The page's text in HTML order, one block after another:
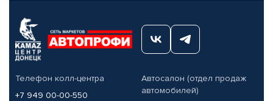
Телефон колл-центра
+7 949 00-00-550
Автосалон (отдел продаж
автомобилей)